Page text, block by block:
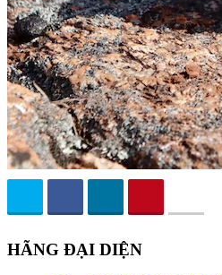
HÃNG ĐẠI DIỆN